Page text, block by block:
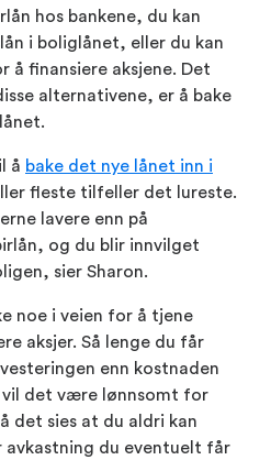
hos bankene, du kan
i boliglånet, eller du kan
å finansiere aksjene. Det
alternativene, er å bake
å bake det nye lånet inn i
fleste tilfeller det lureste.
lavere enn på
og du blir innvilget
sier Sharon.
noe i veien for å tjene
aksjer. Så lenge du får
enn kostnaden
det være lønnsomt for
det sies at du aldri kan
avkastning du eventuelt får